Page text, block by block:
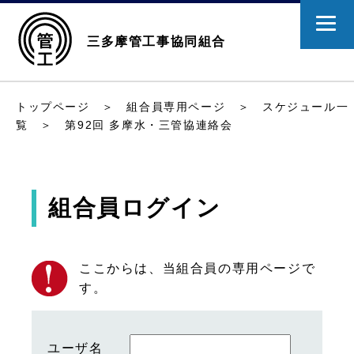
三多摩管工事協同組合
トップページ ＞組合員専用ページ ＞
スケジュール一
覧
＞ 第92回 多摩水・三管協連絡会
組合員ログイン
ここからは、当組合員の専用ページで
す。
ユーザ名